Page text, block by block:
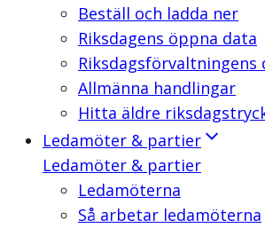
Beställ och ladda ner
Riksdagens öppna data
Riksdagsförvaltningens
Allmänna handlingar
Hitta äldre
Ledamöter & partier
Ledamöter & partier
Ledamöterna
Så arbetar ledamöterna